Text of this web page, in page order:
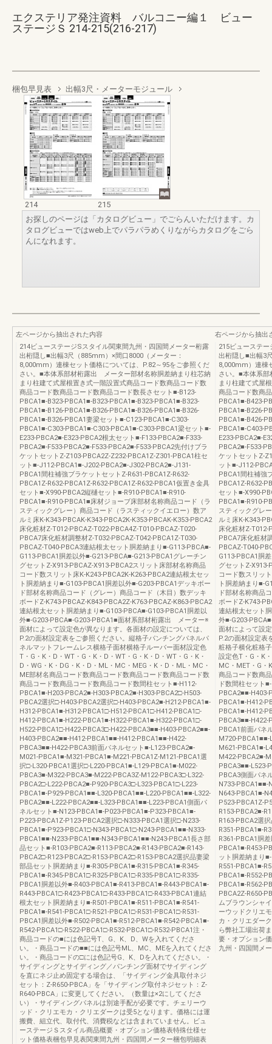
エクステリア発注資料 バルコニー編１ ビュー
ステージＳ 214-215(216-217)
梱包早見表 出幅3尺・メーターモジュール
214
215
お探しのページは「カタログビュー」でごらんいただけます。カ
タログビューではweb上でパラパラめくりながらカタログをごら
んになれます。
左ページから抽出された内容
214ビューステージSスタイル関東間九州・四国間メーター桁露
出桁隠し■出幅3尺（885mm）×間口8000（メーター：
8,000mm）連棟セット価格については、P.82～95をご参照くだ
さい。■本体系部材桁露出 メーター部材名称胴差納まり柱芯納
まり柱建て式屋根置き式一階設置式商品コード数商品コード数
商品コード数商品コード数商品コード数長さセット■-B123-
PBCA1■-B323-PBCA1■-B323-PBCA1■-B323-PBCA1■-B323-
PBCA1■-B126-PBCA1■-B326-PBCA1■-B326-PBCA1■-B326-
PBCA1■-B326-PBCA1妻梁セット■-C123-PBCA1■-C303-
PBCA1■-C303-PBCA1■-C303-PBCA1■-C303-PBCA1梁セット■-
E233-PBCA2■-E323-PBCA2根太セット■-F133-PBCA2■-F333-
PBCA2■-F533-PBCA2■-F533-PBCA2■-F533-PBCA2先付けブラ
ケットセットZ-Z103-PBCA2Z-Z232-PBCA1Z-Z301-PBCA1柱セ
ット■-J112-PBCA1■-J202-PBCA2■-J302-PBCA2■-J131-
PBCA1間柱補強ブラケットセットZ-R631-PBCA1Z-R632-
PBCA1Z-R632-PBCA1Z-R632-PBCA1Z-R632-PBCA1仮置き金具
セット■-X990-PBCA2縦樋セット■-R910-PBCA1■-R910-
PBCA1■-R910-PBCA1■床材ジョーブ床部材名称商品コード（ラ
スティックグレー）商品コード（ラスティックイエロー）数ア
ルミ床K-K343-PBCAK-K343-PBCA2K-K353-PBCAK-K353-PBCA2
床化粧材Z-T012-PBCAZ-T022-PBCA4Z-T010-PBCAZ-T020-
PBCA7床化粧材調整材Z-T032-PBCAZ-T042-PBCA1Z-T030-
PBCAZ-T040-PBCA3連結根太セット胴差納まり■-G113-PBCA■-
G113-PBCA1胴差以外■-G213-PBCA■-G213-PBCA1グレーチン
グセットZ-X913-PBCAZ-X913-PBCA2スリット床部材名称商品
コード数スリット床K-K243-PBCA2K-K263-PBCA2連結根太セッ
ト胴差納まり■-G103-PBCA1胴差以外■-G203-PBCA1デッキボー
ド部材名称商品コード（グレー）商品コード（木目）数デッキ
ボードZ-K743-PBCAZ-K843-PBCA2Z-K763-PBCAZ-K863-PBCA2
連結根太セット胴差納まり■-G103-PBCA■-G103-PBCA1胴差以
外■-G203-PBCA■-G203-PBCA1■面材系部材桁露出 メーター※
面材によって設定色が異なります。各面材の設定については、
P.2の面材設定表をご参照ください。縦格子パンチングパネルパ
ネルマットフレームレス横格子面材横格子ルーバー面材設定色
T・G・K・D・WT・G・K・D・WT・G・K・D・WT・G・K・
D・WG・K・DG・K・D・ML・MC・MEG・K・D・ML・MC・
ME部材名商品コード数商品コード数商品コード数商品コード数
商品コード数商品コード数商品コード数間柱セット■-H112-
PBCA1■-H203-PBCA2■-H303-PBCA2■-H303-PBCA2□-H503-
PBCA2選択□-H403-PBCA2選択□-H403-PBCA2■-H212-PBCA1■-
H312-PBCA1■-H312-PBCA1□-H512-PBCA1□-H412-PBCA1□-
H412-PBCA1■-H222-PBCA1■-H322-PBCA1■-H322-PBCA1□-
H522-PBCA1□-H422-PBCA3□-H422-PBCA3■■-H403-PBCA2■■-
H403-PBCA2■■-H412-PBCA1■■-H412-PBCA1■■-H422-
PBCA3■■-H422-PBCA3前面パネルセット■-L123-PBCA2■-
M021-PBCA1■-M321-PBCA1■-M221-PBCA1Z-M121-PBCA1選
択□-L320-PBCA1選択□-L220-PBCA1■-L129-PBCA1■-M022-
PBCA3■-M322-PBCA3■-M222-PBCA3Z-M122-PBCA3□-L322-
PBCA2□-L222-PBCA2■-P920-PBCA3□-L323-PBCA1□-L223-
PBCA1■-P929-PBCA1■■-L320-PBCA1■■-L220-PBCA1■■-L322-
PBCA2■■-L222-PBCA2■■-L323-PBCA1■■-L223-PBCA1側面パ
ネルセット■-N123-PBCA1■-P023-PBCA1■-P323-PBCA1■-
P223-PBCA1Z-P123-PBCA2選択□-N333-PBCA1選択□-N233-
PBCA1■-P923-PBCA1□-N343-PBCA1□-N243-PBCA1■■-N333-
PBCA1■■-N233-PBCA1■■-N343-PBCA1■■-N243-PBCA1長さ部
品セット■-R103-PBCA2■-R113-PBCA2■-R143-PBCA2■-R143-
PBCA2□-R123-PBCA2□-R153-PBCA2□-R153-PBCA2選択品妻梁
部品セット胴差納まり■-R305-PBCA1■-R315-PBCA1■-R345-
PBCA1■-R345-PBCA1□-R325-PBCA1□-R335-PBCA1□-R335-
PBCA1胴差以外■-R403-PBCA1■-R413-PBCA1■-R443-PBCA1■-
R443-PBCA1□-R423-PBCA1□-R433-PBCA1□-R433-PBCA1連結
根太セット胴差納まり■-R501-PBCA1■-R511-PBCA1■-R541-
PBCA1■-R541-PBCA1□-R521-PBCA1□-R531-PBCA1□-R531-
PBCA1胴差以外■-R502-PBCA1■-R512-PBCA1■-R542-PBCA1■-
R542-PBCA1□-R522-PBCA1□-R532-PBCA1□-R532-PBCA1注・
商品コードの■には色記号T、G、K、D、Wを入れてくださ
い。・商品コードの■■には色記号ML、MC、MEを入れてくださ
い。・商品コードの□には色記号G、K、Dを入れてください。・
サイディングとサイディング／パンチング面材でサイディング
を直にネジ止め固定する場合は、「サイディング金具取付ネジ
セット：Z-R650-PBCA」を「サイディング取付ネジセット：Z-
R640-PBCA」に変更してください。（数量は×2にしてくださ
い）・サイディングパネルは別途手配が必要です。チェリーウ
ッド・クリエモカ・クリエダークは受5となります。価格には運
搬費、組立代、取付代、消費税などは含まれていません。ビュ
ーステージＳスタイル商品概要・オプション価格表特殊仕様セ
ット価格表梱包早見表関東間九州・四国間メーター梱包明細表
右ページから抽出
215ビューステ
出桁隠し■出幅3
8,000mm）連棟
さい。■本体系
まり柱建て式屋
商品コード数商
PBCA1■-B423-
PBCA1■-B226-
PBCA1■-B426-
PBCA1■-C403-
E233-PBCA2■-
PBCA2■-F533-
ケットセットZ-
ット■-J112-
PBCA1間柱補強
PBCA1Z-R632-
セット■-X990-
PBCA1■-R910-
スティックグレ
ルミ床K-K343-
床化粧材Z-T012-
PBCA7床化粧材
PBCAZ-T040-
G113-PBCA1胴
グセットZ-X913-
コード数スリッ
ト胴差納まり■-
ド部材名称商品
ボードZ-K743-
連結根太セット
外■-G203-
面材によって設
P.2の面材設定表
粧格子横化粧格
設定色T・G・K
MC・MET・G・
商品コード数商
ド数間柱セット
PBCA2■■-H403-
PBCA1■-H412-
PBCA1■-H412-
PBCA3■■-H422-
PBCA1前面パネ
M720-PBCA1■■-
M621-PBCA1■-
M422-PBCA2■-
PBCA3■■-L523-
PBCA3側面パネ
N733-PBCA1■■-
N643-PBCA1■-
P523-PBCA1Z-
R153-PBCA2■-
R163-PBCA2選
R351-PBCA1■-
R361-PBCA1胴
PBCA1■-R453-
ット胴差納まり
R551-PBCA1■-
PBCA1■-R552-
PBCA1■-R562-
PBCA2Z-R650-
ムブラウンシャ
ーウッドクリエ
カ・クリエダー
ら弊社工場出荷
要・オプション
九州・四国間メ